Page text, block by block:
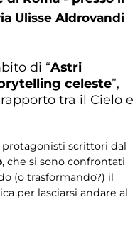
Ulisse Aldrovandi
di “Astri
celeste”,
tra il Cielo e
protagonisti scrittori dal
, che si sono confrontati
(o trasformando?) il
per lasciarsi andare al